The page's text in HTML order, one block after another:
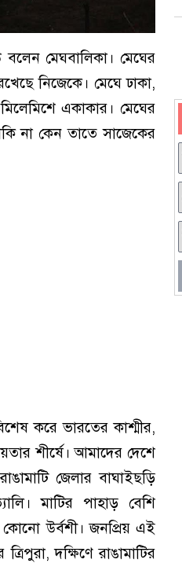
মেঘবালিকা। মেঘের
নিজেকে। মেঘে ঢাকা,
একাকার। মেঘের
না কেন তাতে সাজেকের
করে ভারতের কাশ্মীর,
শীর্ষে। আমাদের দেশে
জেলার বাঘাইছড়ি
মাটির পাহাড় বেশি
উর্বশী। জনপ্রিয় এই
দক্ষিণে রাঙামাটির